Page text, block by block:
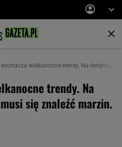
wyznacza wielkanocne trendy. Na
trendy. Na
się znaleźć marzin.